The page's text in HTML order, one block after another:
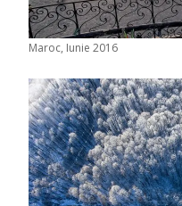
Maroc, Iunie 2016